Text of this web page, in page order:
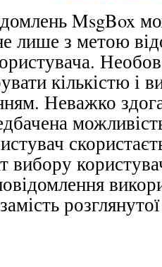
MsgBox
лише з метою
кількістю і
Неважко
вибору